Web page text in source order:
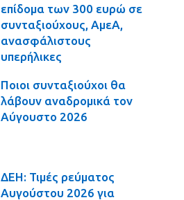
επίδομα των 300 ευρώ σε
συνταξιούχους, ΑμεΑ,
ανασφάλιστους
υπερήλικες
Ποιοι συνταξιούχοι θα
λάβουν αναδρομικά τον
Αύγουστο 2026
ΔΕΗ: Τιμές ρεύματος
Αυγούστου 2026 για